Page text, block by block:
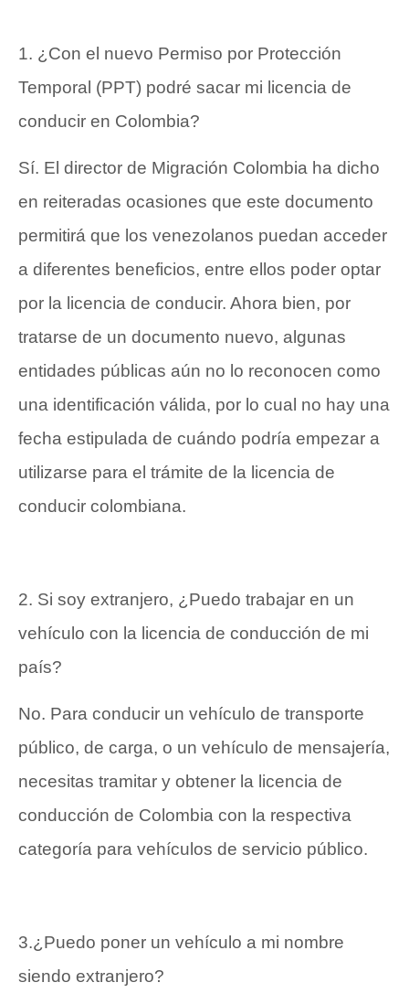
1. ¿Con el nuevo Permiso por Protección
Temporal (PPT) podré sacar mi licencia de
conducir en Colombia?
Sí. El director de Migración Colombia ha dicho
en reiteradas ocasiones que este documento
permitirá que los venezolanos puedan acceder
a diferentes beneficios, entre ellos poder optar
por la licencia de conducir. Ahora bien, por
tratarse de un documento nuevo, algunas
entidades públicas aún no lo reconocen como
una identificación válida, por lo cual no hay una
fecha estipulada de cuándo podría empezar a
utilizarse para el trámite de la licencia de
conducir colombiana.
2. Si soy extranjero, ¿Puedo trabajar en un
vehículo con la licencia de conducción de mi
país?
No. Para conducir un vehículo de transporte
público, de carga, o un vehículo de mensajería,
necesitas tramitar y obtener la licencia de
conducción de Colombia con la respectiva
categoría para vehículos de servicio público.
3.¿Puedo poner un vehículo a mi nombre
siendo extranjero?